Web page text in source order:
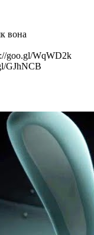
вона
goo.gl/WqWD2k
GJhNCB